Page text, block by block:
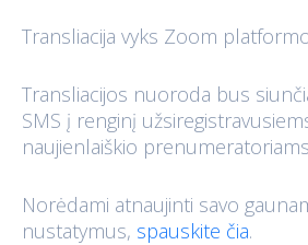
Transliacija vyks Zoom
Transliacijos nuoroda bus
SMS į renginį
naujienlaiškio
Norėdami atnaujinti savo
nustatymus, spauskite čia.